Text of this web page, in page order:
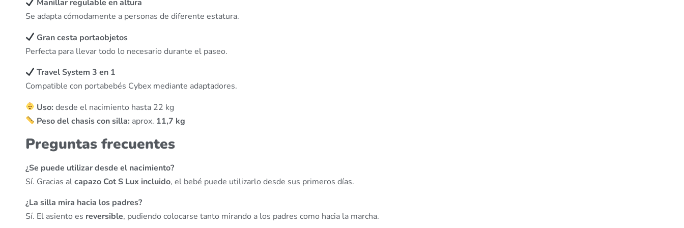
Manillar regulable en altura
Se adapta cómodamente a personas de diferente estatura.
Gran cesta portaobjetos
Perfecta para llevar todo lo necesario durante el paseo.
Travel System 3 en 1
Compatible con portabebés Cybex mediante adaptadores.
Uso: desde el nacimiento hasta 22 kg
Peso del chasis con silla: aprox. 11,7 kg
Preguntas frecuentes
¿Se puede utilizar desde el nacimiento?
Sí. Gracias alcapazo Cot S Lux incluido, el bebé puede utilizarlo desde sus primeros días.
¿La silla mira hacia los padres?
Sí. El asiento es reversible, pudiendo colocarse tanto mirando a los padres como hacia la marcha.